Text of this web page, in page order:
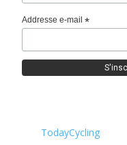
Addresse e-mail*
TodayCycling